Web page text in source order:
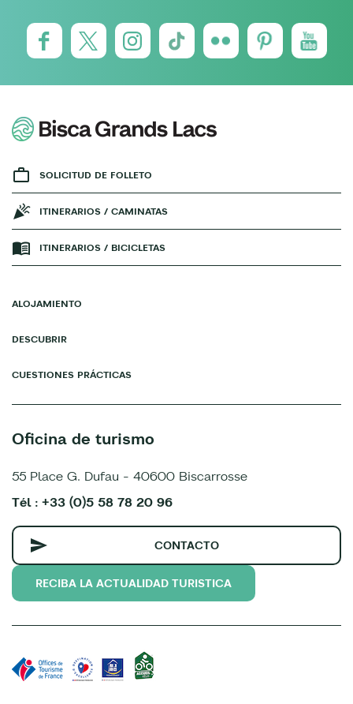
SOLICITUD DE FOLLETO
ITINERARIOS / CAMINATAS
ITINERARIOS / BICICLETAS
ALOJAMIENTO
DESCUBRIR
CUESTIONES PRÁCTICAS
Oficina de turismo
55 Place G. Dufau - 40600 Biscarrosse
Tél : +33 (0)5 58 78 20 96
CONTACTO
RECIBA LA ACTUALIDAD TURISTICA